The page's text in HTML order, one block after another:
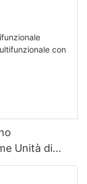
Unità di